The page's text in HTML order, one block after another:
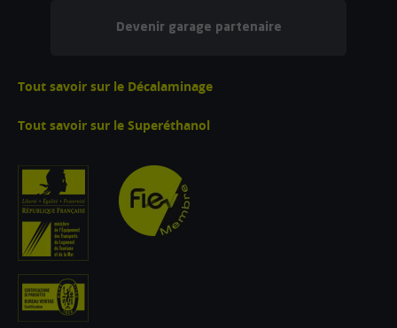
Devenir garage partenaire
Tout savoir sur le Décalaminage
Tout savoir sur le Superéthanol